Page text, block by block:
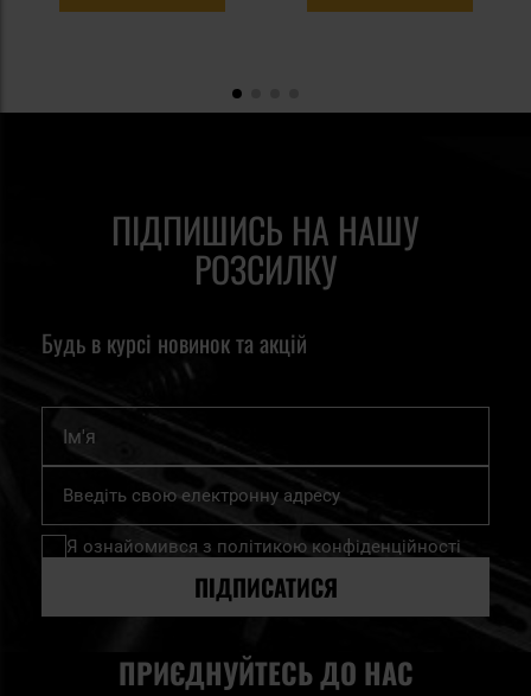
ПІДПИШИСЬ НА НАШУ
РОЗСИЛКУ
Будь в курсі новинок та акцій
Підпишіться
нашу
розсилку
Я ознайомився з політикою конфіденційності
ПІДПИСАТИСЯ
ПРИЄДНУЙТЕСЬ ДО НАС